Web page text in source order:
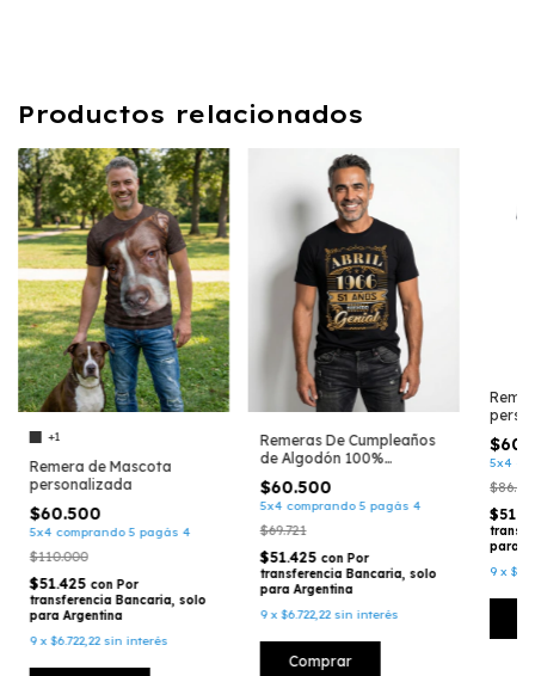
Productos relacionados
+1
Remera de Mascota
personalizada
$60.500
5x4 comprando 5 pagás 4
$110.000
$51.425 con Por
transferencia Bancaria, solo
para Argentina
9 x$6.722,22 sin interés
Remeras De Cumpleaños
de Algodón 100%
(013)
$60.500
5x4 comprando 5 pagás 4
$69.721
$51.425 con Por
transferencia Bancaria, solo
para Argentina
9 x$6.722,22 sin interés
Comprar
5x4
para
9 x